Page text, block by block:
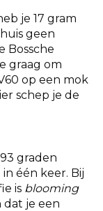
je 17 gram
geen
Bossche
graag om
op een mok
schep je de
graden
één keer. Bij
is blooming
je een